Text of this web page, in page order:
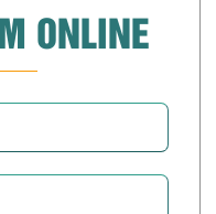
ONLINE